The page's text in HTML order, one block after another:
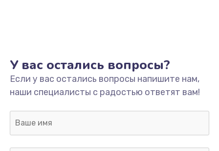
У вас остались вопросы?
Если у вас остались вопросы напишите нам,
наши специалисты с радостью ответят вам!